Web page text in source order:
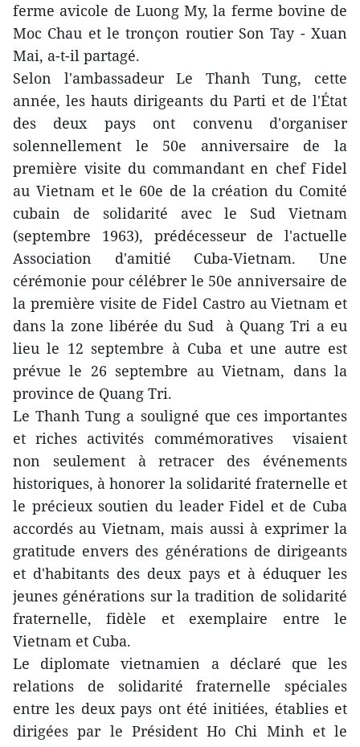
ferme avicole de Luong My, la ferme bovine de
Moc Chau et le tronçon routier Son Tay - Xuan
Mai, a-t-il partagé.
Selon l'ambassadeur Le Thanh Tung, cette
année, les hauts dirigeants du Parti et de l'État
des deux pays ont convenu d'organiser
solennellement le 50e anniversaire de la
première visite du commandant en chef Fidel
au Vietnam et le 60e de la création du Comité
cubain de solidarité avec le Sud Vietnam
(septembre 1963), prédécesseur de l'actuelle
Association d'amitié Cuba-Vietnam. Une
cérémonie pour célébrer le 50e anniversaire de
la première visite de Fidel Castro au Vietnam et
dans la zone libérée du Sud à Quang Tri a eu
lieu le 12 septembre à Cuba et une autre est
prévue le 26 septembre au Vietnam, dans la
province de Quang Tri.
Le Thanh Tung a souligné que ces importantes
et riches activités commémoratives visaient
non seulement à retracer des événements
historiques, à honorer la solidarité fraternelle et
le précieux soutien du leader Fidel et de Cuba
accordés au Vietnam, mais aussi à exprimer la
gratitude envers des générations de dirigeants
et d'habitants des deux pays et à éduquer les
jeunes générations sur la tradition de solidarité
fraternelle, fidèle et exemplaire entre le
Vietnam et Cuba.
Le diplomate vietnamien a déclaré que les
relations de solidarité fraternelle spéciales
entre les deux pays ont été initiées, établies et
dirigées par le Président Ho Chi Minh et le